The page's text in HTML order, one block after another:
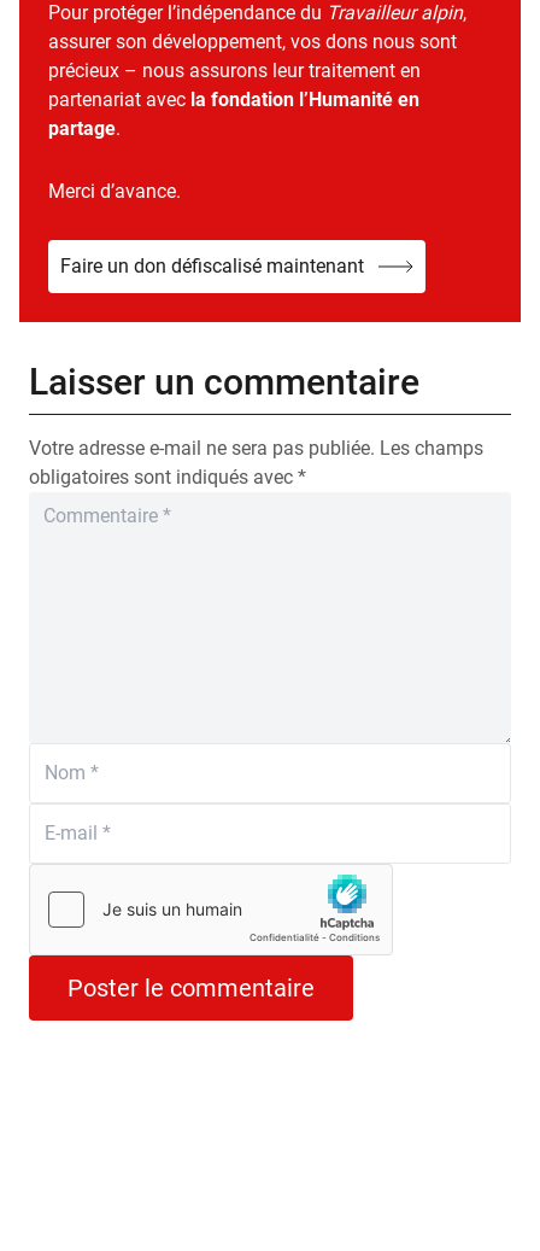
Pour protéger l’indépendance du Travailleur alpin,
assurer son développement, vos dons nous sont
précieux – nous assurons leur traitement en
partenariat avec la fondation l’Humanité en
partage.
Merci d’avance.
Faire un don défiscalisé maintenant
Laisser un commentaire
Votre adresse e-mail ne sera pas publiée. Les champs
obligatoires sont indiqués avec *